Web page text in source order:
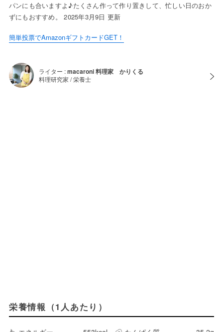
パンにも合いますよ♪たくさん作って作り置きして、忙しい日のおか
ずにもおすすめ。 2025年3月9日 更新
簡単投票でAmazonギフトカードGET！
ライター :macaroni 料理家 かりくる
料理研究家 / 栄養士
栄養情報（1人あたり）